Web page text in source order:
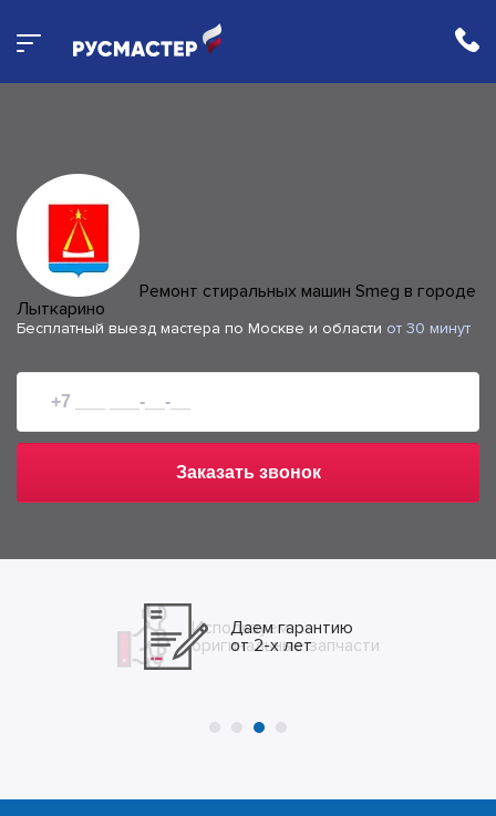
Ремонт стиральных машин Smeg в городе
Лыткарино
Бесплатный выезд мастера по Москве и области от 30 минут
Заказать звонок
Даем гарантию
от 2-х лет